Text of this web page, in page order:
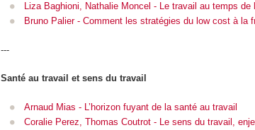
Liza Baghioni, Nathalie Moncel - Le travail au temps
Bruno Palier - Comment les stratégies du low cost à
---
Santé au travail et sens du travail
Arnaud Mias - L’horizon fuyant de la santé au travail
Coralie Perez, Thomas Coutrot - Le sens du travail,